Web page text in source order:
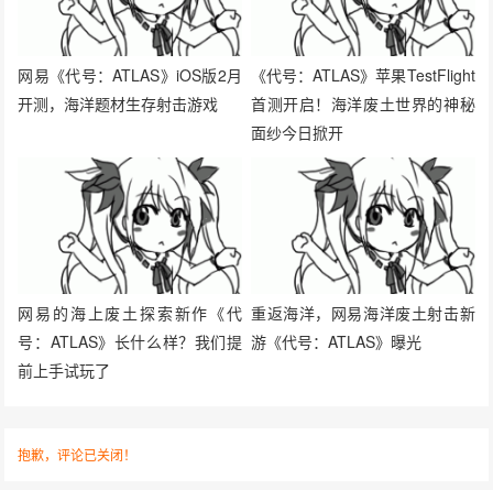
网易《代号：ATLAS》iOS版2月
开测，海洋题材生存射击游戏
《代号：ATLAS》苹果TestFlight
首测开启！海洋废土世界的神秘
面纱今日掀开
网易的海上废土探索新作《代
号：ATLAS》长什么样？我们提
前上手试玩了
重返海洋，网易海洋废土射击新
游《代号：ATLAS》曝光
抱歉，评论已关闭！